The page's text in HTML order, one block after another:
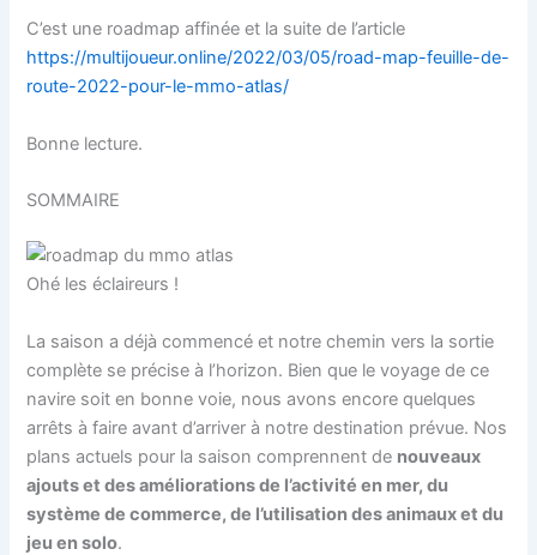
C’est une roadmap affinée et la suite de l’article
https://multijoueur.online/2022/03/05/road-map-feuille-de-
route-2022-pour-le-mmo-atlas/
Bonne lecture.
SOMMAIRE
Ohé les éclaireurs !
La saison a déjà commencé et notre chemin vers la sortie
complète se précise à l’horizon. Bien que le voyage de ce
navire soit en bonne voie, nous avons encore quelques
arrêts à faire avant d’arriver à notre destination prévue. Nos
plans actuels pour la saison comprennent de nouveaux
ajouts et des améliorations de l’activité en mer, du
système de commerce, de l’utilisation des animaux et du
jeu en solo.